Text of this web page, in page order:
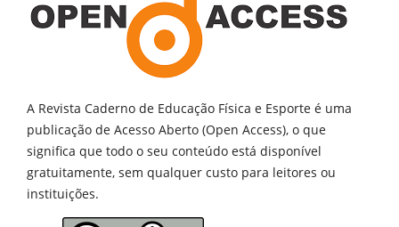
A Revista Caderno de Educação Física e Esporte é uma
publicação de Acesso Aberto (Open Access), o que
significa que todo o seu conteúdo está disponível
gratuitamente, sem qualquer custo para leitores ou
instituições.